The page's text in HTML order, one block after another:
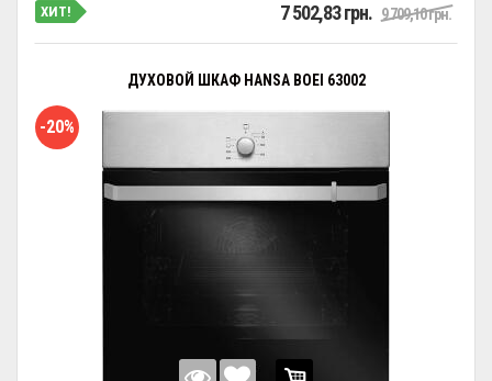
ХИТ! 7 502,83 грн. 9 709,10 грн.
ДУХОВОЙ ШКАФ HANSA BOEI 63002
-20%